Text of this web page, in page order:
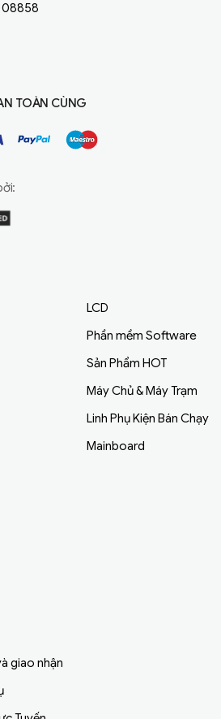
TOÀN CÙNG
LCD
Phần mềm Software
Sản Phẩm HOT
Máy Chủ & Máy Trạm
Linh Phụ Kiện Bán Chạy
Mainboard
giao nhận